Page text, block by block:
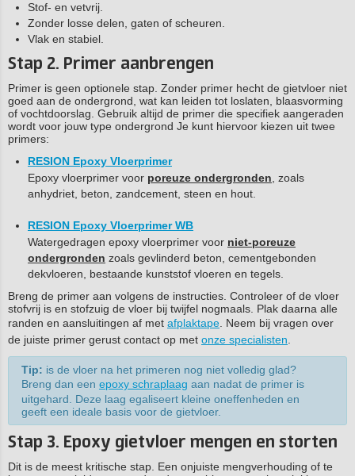
Stof- en vetvrij.
Zonder losse delen, gaten of scheuren.
Vlak en stabiel.
Stap 2. Primer aanbrengen
Primer is geen optionele stap. Zonder primer hecht de gietvloer niet
goed aan de ondergrond, wat kan leiden tot loslaten, blaasvorming
of vochtdoorslag. Gebruik altijd de primer die specifiek aangeraden
wordt voor jouw type ondergrond Je kunt hiervoor kiezen uit twee
primers:
RESION Epoxy Vloerprimer
Epoxy vloerprimer voor poreuze ondergronden , zoals
anhydriet, beton, zandcement, steen en hout.
RESION Epoxy Vloerprimer WB
Watergedragen epoxy vloerprimer voor niet-poreuze
ondergronden zoals gevlinderd beton, cementgebonden
dekvloeren, bestaande kunststof vloeren en tegels.
Breng de primer aan volgens de instructies. Controleer of de vloer
stofvrij is en stofzuig de vloer bij twijfel nogmaals. Plak daarna alle
randen en aansluitingen af met afplaktape . Neem bij vragen over
de juiste primer gerust contact op met onze specialisten
Tip: is de vloer na het primeren nog niet volledig glad?
Breng dan een epoxy schraplaag aan nadat de primer is
uitgehard. Deze laag egaliseert kleine oneffenheden en
geeft een ideale basis voor de gietvloer.
Stap 3. Epoxy gietvloer mengen en storten
Dit is de meest kritische stap. Een onjuiste mengverhouding of te